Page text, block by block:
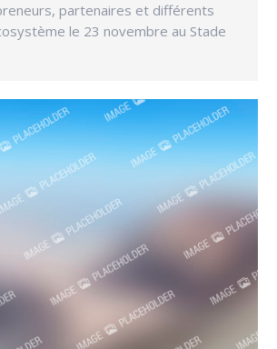
partenaires et différents
le 23 novembre au Stade